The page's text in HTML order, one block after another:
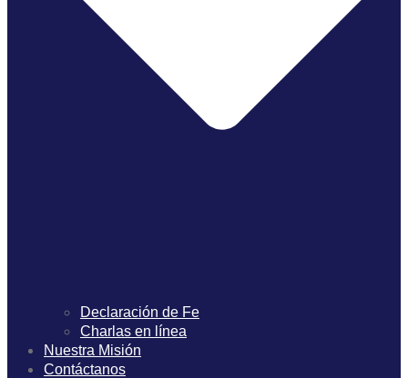
Declaración de Fe
Charlas en línea
Nuestra Misión
Contáctanos